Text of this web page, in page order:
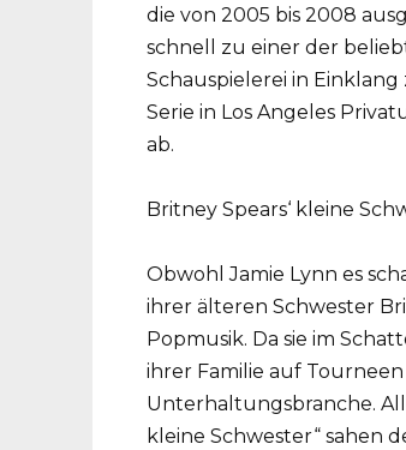
die von 2005 bis 2008
schnell zu einer der
Schauspielerei in
Serie in Los Angeles
ab.
Britney Spears‘ kleine
Obwohl Jamie Lynn es
ihrer älteren Schwester
Popmusik. Da sie im
ihrer Familie auf
Unterhaltungsbranche.
kleine Schwester“ sahen